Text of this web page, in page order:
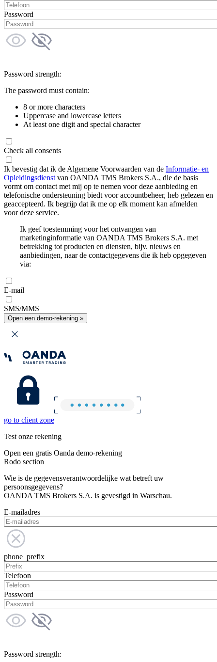
Password
Password strength:
The password must contain:
8 or more characters
Uppercase and lowercase letters
At least one digit and special character
Check all consents
Ik bevestig dat ik de Algemene Voorwaarden van de Informatie- en
Opleidingsdienst van OANDA TMS Brokers S.A., die de basis
vormt om contact met mij op te nemen voor deze aanbieding en
telefonische ondersteuning biedt voor accountbeheer, heb gelezen en
geaccepteerd. Ik begrijp dat ik me op elk moment kan afmelden
voor deze service.
Ik geef toestemming voor het ontvangen van
marketinginformatie van OANDA TMS Brokers S.A. met
betrekking tot producten en diensten, bijv. nieuws en
aanbiedingen, naar de contactgegevens die ik heb opgegeven
via:
E-mail
SMS/MMS
Open een demo-rekening »
go to client zone
Test onze rekening
Open een gratis Oanda demo-rekening
Rodo section
Wie is de gegevensverantwoordelijke wat betreft uw
persoonsgegevens?
OANDA TMS Brokers S.A. is gevestigd in Warschau.
E-mailadres
phone_prefix
Telefoon
Password
Password strength: